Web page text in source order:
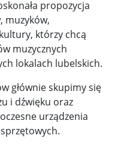
propozycja
muzyków,
którzy chcą
muzycznych
lokalach lubelskich.
głównie skupimy się
i dźwięku oraz
urządzenia